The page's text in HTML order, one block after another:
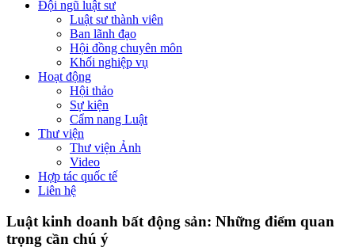
Đội ngũ luật sư
Luật sư thành viên
Ban lãnh đạo
Hội đồng chuyên môn
Khối nghiệp vụ
Hoạt động
Hội thảo
Sự kiện
Cẩm nang Luật
Thư viện
Thư viện Ảnh
Video
Hợp tác quốc tế
Liên hệ
Luật kinh doanh bất động sản: Những điểm quan
trọng cần chú ý